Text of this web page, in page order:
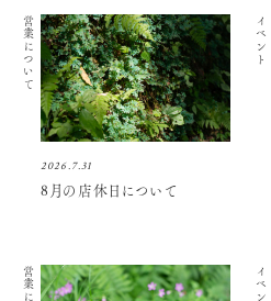
2026.7.31
営業について
8月の店休日について
イベント
イベント